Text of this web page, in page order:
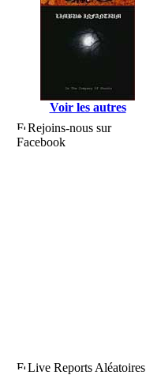
Voir les autres
Rejoins-nous sur
Facebook
Live Reports Aléatoires